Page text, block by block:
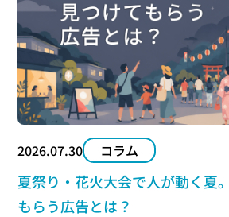
2026.07.30 コラム
夏祭り・花火大会で人が動く夏
もらう広告とは？